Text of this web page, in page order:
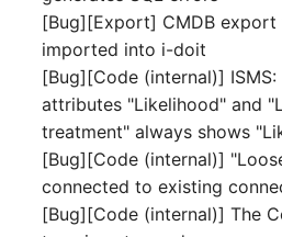
Release Notes 22
Release Notes 1.19
Release Notes 1.18
Release Notes 1.17
Objekt-Beziehungen
Lebens und
Dokumentationszyklus
Eindeutige
Referenzierungen
IP Address Management
(IPAM)
Kabel-Patches und -wege
Komplexe Reports
Passwörter verwalten
Maintenance
Nagios
OCS Inventory NG
Relocate-CI
[Bug][Export] CMDB export
imported into i-doit
[Bug][Code (internal)]
attributes "Likelihood" and
treatment" always shows
[Bug][Code (internal)]
connected to existing
[Bug][Code (internal)] The